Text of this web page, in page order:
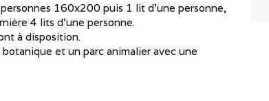
160x200 puis 1 lit d'une personne,
4 lits d'une personne.
à disposition.
et un parc animalier avec une